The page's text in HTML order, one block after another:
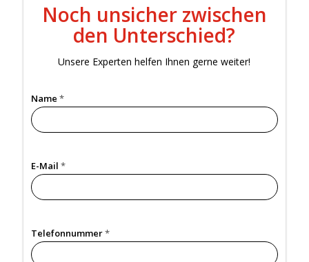
Noch unsicher zwischen
den Unterschied?
Unsere Experten helfen Ihnen gerne weiter!
Name *
E-Mail *
Telefonnummer*